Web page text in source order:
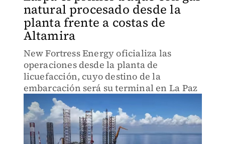
natural procesado desde la
planta frente a costas de
Altamira
New Fortress Energy oficializa las
operaciones desde la planta de
licuefacción, cuyo destino de la
embarcación será su terminal en La Paz